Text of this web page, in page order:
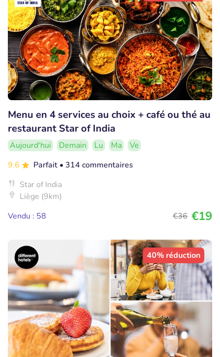
Menu en 4 services au choix + café ou thé au
restaurant Star of India
Aujourd'hui Demain Lu Ma
Ve
9.6
Parfait • 314 commentaires
Star of India
Liège (9km)
Vendu : 58
€36 €19
40% réduction